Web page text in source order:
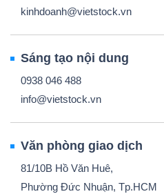
kinhdoanh@vietstock.vn
Sáng tạo nội dung
0938 046 488
info@vietstock.vn
Văn phòng giao dịch
81/10B Hồ Văn Huê,
Phường Đức Nhuận, Tp.HCM